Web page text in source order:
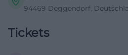
94469 Deggendorf,
Tickets